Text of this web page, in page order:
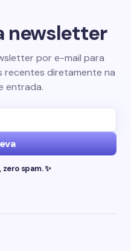
newsletter
por e-mail para
recentes diretamente na
entrada.
spam. ✨